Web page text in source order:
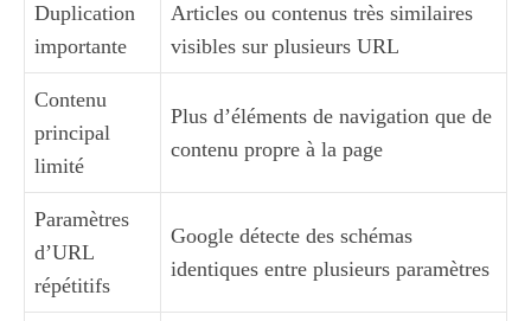
Duplication
importante
Articles ou contenus très similaires
visibles sur plusieurs URL
Contenu
principal
limité
Plus d’éléments de navigation que de
contenu propre à la page
Paramètres
d’URL
répétitifs
Google détecte des schémas
identiques entre plusieurs paramètres